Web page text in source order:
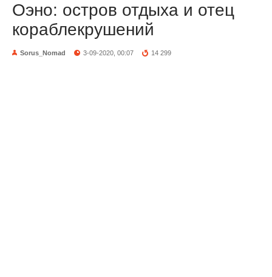
Оэно: остров отдыха и отец
кораблекрушений
Sorus_Nomad 3-09-2020, 00:07 14 299